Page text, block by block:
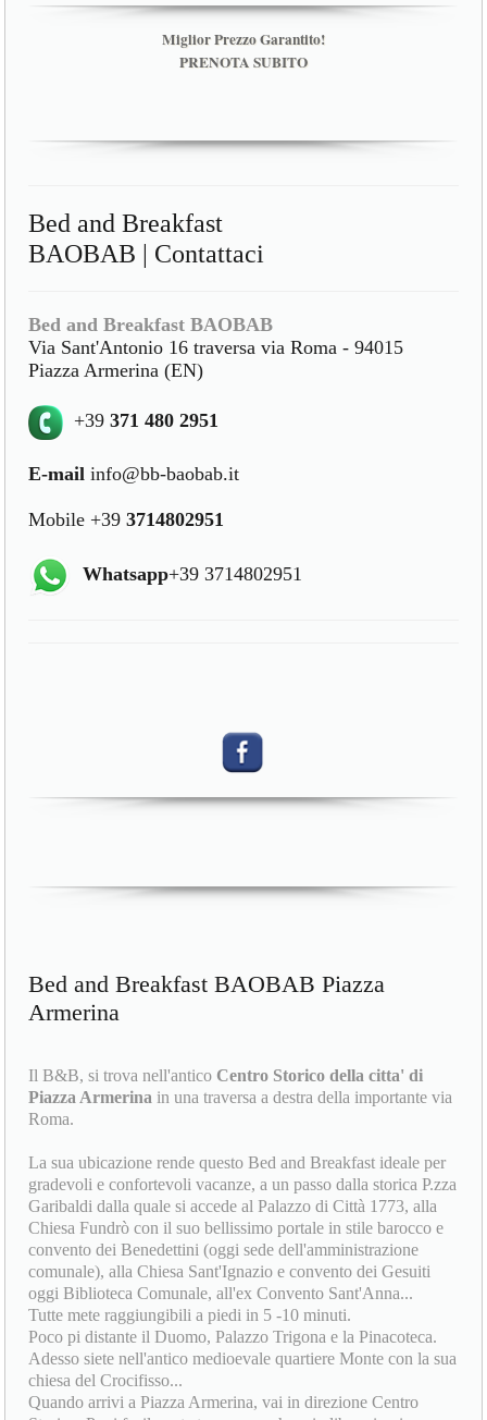
Miglior Prezzo Garantito!
PRENOTA SUBITO
Bed and Breakfast
BAOBAB | Contattaci
Bed and Breakfast BAOBAB
Via Sant'Antonio 16 traversa via Roma - 94015
Piazza Armerina (EN)
+39371 480 2951
E-mail info@bb-baobab.it
Mobile +393714802951
Whatsapp+39 3714802951
Bed and Breakfast BAOBAB Piazza
Armerina
Il B&B, si trova nell'antico Centro Storico della citta' di
Piazza Armerina in una traversa a destra della importante via
Roma.
La sua ubicazione rende questo Bed and Breakfast ideale per
gradevoli e confortevoli vacanze, a un passo dalla storica P.zza
Garibaldi dalla quale si accede al Palazzo di Città 1773, alla
Chiesa Fundrò con il suo bellissimo portale in stile barocco e
convento dei Benedettini (oggi sede dell'amministrazione
comunale), alla Chiesa Sant'Ignazio e convento dei Gesuiti
oggi Biblioteca Comunale, all'ex Convento Sant'Anna...
Tutte mete raggiungibili a piedi in 5 -10 minuti.
Poco pi distante il Duomo, Palazzo Trigona e la Pinacoteca.
Adesso siete nell'antico medioevale quartiere Monte con la sua
chiesa del Crocifisso...
Quando arrivi a Piazza Armerina, vai in direzione Centro